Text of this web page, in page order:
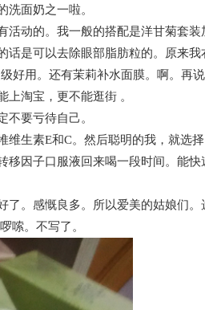
面奶之一啦。
动的。我一般的搭配是洋甘菊套
是可以去除眼部脂肪粒的。原来我
好用。还有茉莉补水面膜。啊。再
淘宝，更不能逛街 。
要亏待自己。
生素E和C。然后聪明的我，就选
因子口服液回来喝一段时间。能
。感慨良多。所以爱美的姑娘们
嗦。不写了。